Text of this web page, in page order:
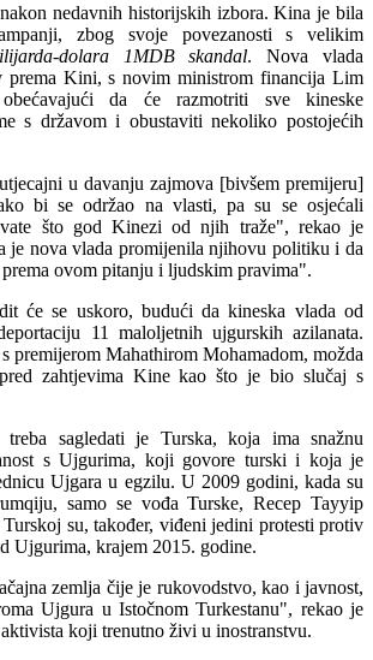
nedavnih historijskih izbora. Kina je bila
zbog svoje povezanosti s velikim
dolara 1MDB skandal. Nova vlada
prema Kini, s novim ministrom financija Lim
da će razmotriti sve kineske
s državom i obustaviti nekoliko postojećih
u davanju zajmova [bivšem premijeru]
bi se održao na vlasti, pa su se osjećali
što god Kinezi od njih traže", rekao je
je nova vlada promijenila njihovu politiku i da
ovom pitanju i ljudskim pravima".
će se uskoro, budući da kineska vlada od
11 maloljetnih ujgurskih azilanata.
premijerom Mahathirom Mohamadom, možda
zahtjevima Kine kao što je bio slučaj s
sagledati je Turska, koja ima snažnu
s Ujgurima, koji govore turski i koja je
Ujgara u egzilu. U 2009 godini, kada su
samo se vođa Turske, Recep Tayyip
su, također, viđeni jedini protesti protiv
Ujgurima, krajem 2015. godine.
zemlja čije je rukovodstvo, kao i javnost,
Ujgura u Istočnom Turkestanu", rekao je
koji trenutno živi u inostranstvu.